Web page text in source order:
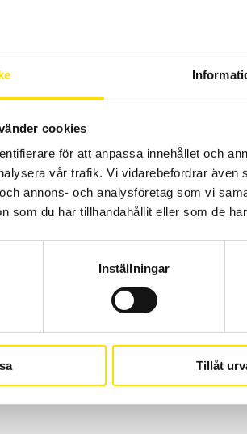
cookies
för att anpassa innehållet och
vår trafik. Vi vidarebefordrar även
annons- och analysföretag som vi
som du har tillhandahållit eller som de
Inställningar
Tillåt
isolerade in- och